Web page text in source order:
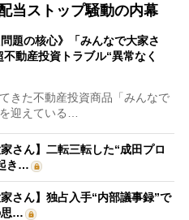
当ストップ騒動の内幕
問題の核心》「みんなで大家さ
動産投資トラブル“異常なく
きた不動産投資商品「みんなで
迎えている…
さん】二転三転した“成田プロ
き…
さん】独占入手“内部議事録”で
思…